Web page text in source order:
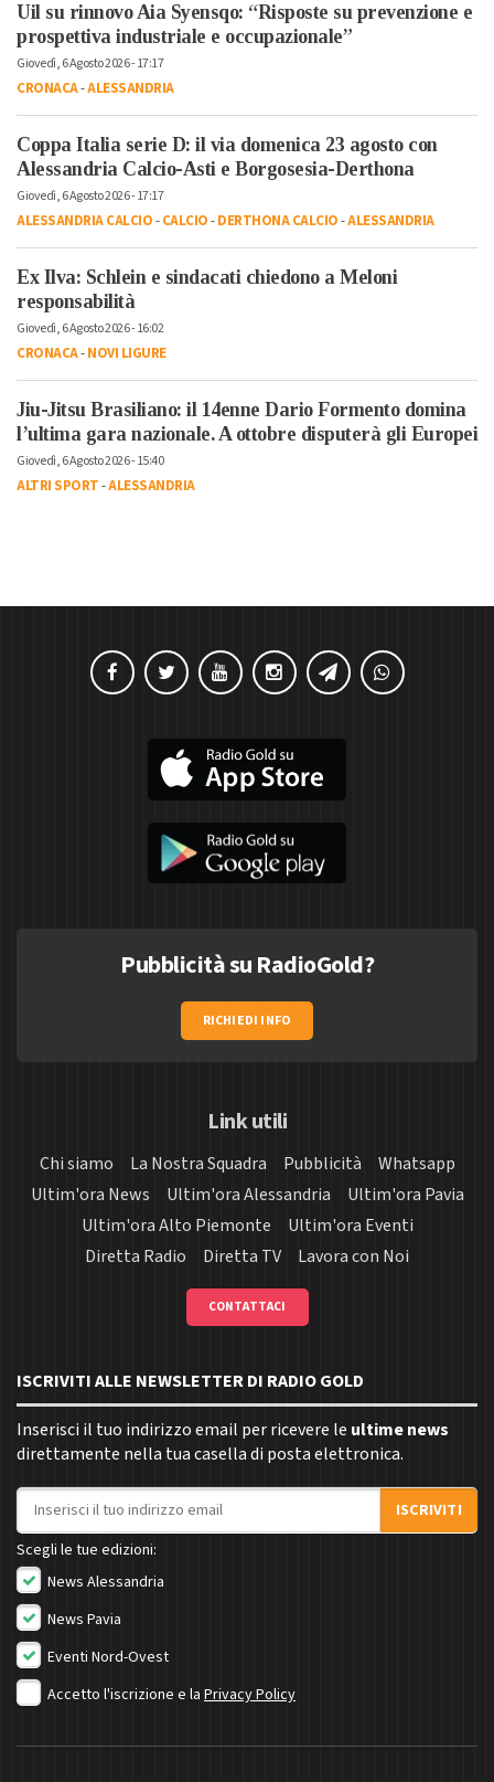
Uil su rinnovo Aia Syensqo: “Risposte su prevenzione e
prospettiva industriale e occupazionale”
Giovedì, 6 Agosto 2026 - 17:17
CRONACA-ALESSANDRIA
Coppa Italia serie D: il via domenica 23 agosto con
Alessandria Calcio-Asti e Borgosesia-Derthona
Giovedì, 6 Agosto 2026 - 17:17
ALESSANDRIA CALCIO-CALCIO-DERTHONA CALCIO-ALESSANDRIA
Ex Ilva: Schlein e sindacati chiedono a Meloni
responsabilità
Giovedì, 6 Agosto 2026 - 16:02
CRONACA-NOVI LIGURE
Jiu-Jitsu Brasiliano: il 14enne Dario Formento domina
l’ultima gara nazionale. A ottobre disputerà gli Europei
Giovedì, 6 Agosto 2026 - 15:40
ALTRI SPORT-ALESSANDRIA
Pubblicità su RadioGold?
RICHIEDI INFO
Link utili
Chi siamo La Nostra Squadra Pubblicità
Whatsapp
Ultim'ora News
Ultim'ora Alessandria
Ultim'ora Pavia
Ultim'ora Alto Piemonte
Ultim'ora Eventi
Diretta Radio
Diretta TV Lavora con Noi
CONTATTACI
ISCRIVITI ALLE NEWSLETTER DI RADIO GOLD
Inserisci il tuo indirizzo email per ricevere le ultime news
direttamente nella tua casella di posta elettronica.
Indirizzo email
ISCRIVITI
Scegli le tue edizioni:
News Alessandria
News Pavia
Eventi Nord-Ovest
Accetto l'iscrizione e la Privacy Policy